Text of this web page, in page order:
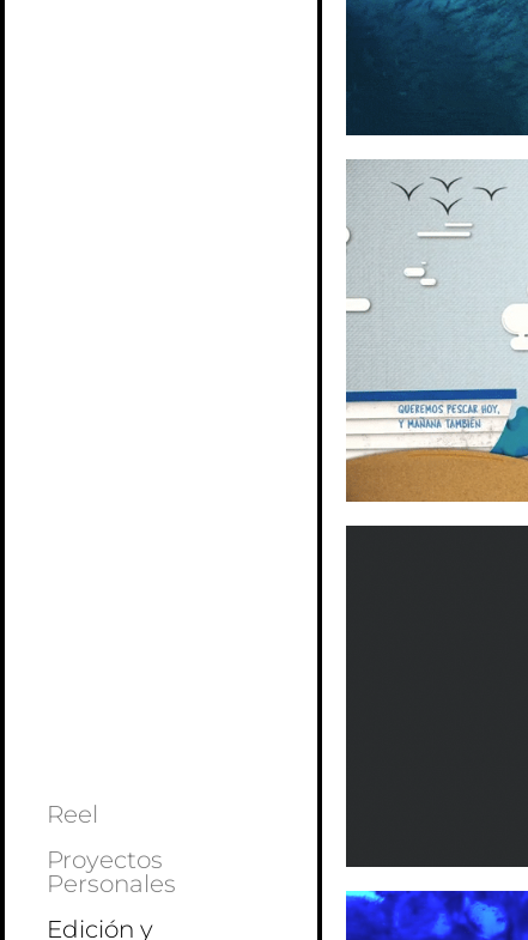
Reel
Proyectos
Personales
Edición y